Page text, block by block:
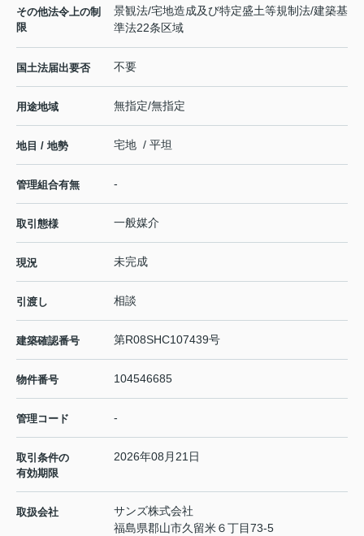
その他法令上の制
限
景観法/宅地造成及び特定盛土等規制法/建築基
準法22条区域
国土法届出要否 不要
用途地域 無指定/無指定
地目 / 地勢 宅地 / 平坦
管理組合有無 -
取引態様 一般媒介
現況 未完成
引渡し 相談
建築確認番号 第R08SHC107439号
物件番号 104546685
管理コード -
取引条件の
有効期限
2026年08月21日
取扱会社
サンズ株式会社
福島県郡山市久留米６丁目73-5